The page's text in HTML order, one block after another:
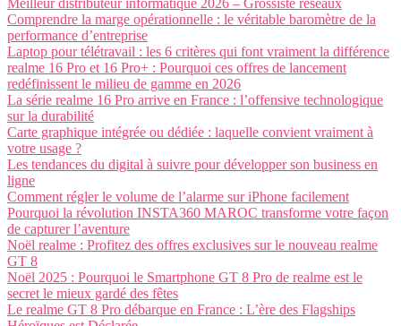
Meilleur distributeur informatique 2026 – Grossiste réseaux
Comprendre la marge opérationnelle : le véritable baromètre de la
performance d’entreprise
Laptop pour télétravail : les 6 critères qui font vraiment la différence
realme 16 Pro et 16 Pro+ : Pourquoi ces offres de lancement
redéfinissent le milieu de gamme en 2026
La série realme 16 Pro arrive en France : l’offensive technologique
sur la durabilité
Carte graphique intégrée ou dédiée : laquelle convient vraiment à
votre usage ?
Les tendances du digital à suivre pour développer son business en
ligne
Comment régler le volume de l’alarme sur iPhone facilement
Pourquoi la révolution INSTA360 MAROC transforme votre façon
de capturer l’aventure
Noël realme : Profitez des offres exclusives sur le nouveau realme
GT 8
Noël 2025 : Pourquoi le Smartphone GT 8 Pro de realme est le
secret le mieux gardé des fêtes
Le realme GT 8 Pro débarque en France : L’ère des Flagships